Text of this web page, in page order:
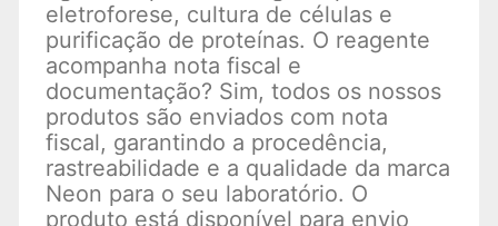
eletroforese, cultura de células e
purificação de proteínas. O reagente
acompanha nota fiscal e
documentação? Sim, todos os nossos
produtos são enviados com nota
fiscal, garantindo a procedência,
rastreabilidade e a qualidade da marca
Neon para o seu laboratório. O
produto está disponível para envio